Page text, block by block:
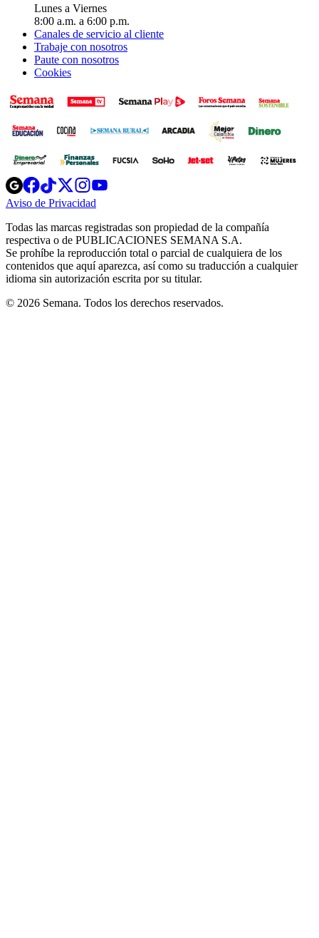
Lunes a Viernes
8:00 a.m. a 6:00 p.m.
Canales de servicio al cliente
Trabaje con nosotros
Paute con nosotros
Cookies
Opens
in
new
Opens
in
new
Opens
in
new
window
Opens
new
windowwindow
Aviso de Privacidad
new
window
Todas las marcas registradas son propiedad de la compañía
respectiva o de PUBLICACIONES SEMANA S.A.
Se prohíbe la reproducción total o parcial de cualquiera de los
contenidos que aquí aparezca, así como su traducción a cualquier
idioma sin autorización escrita por su titular.
© 2026 Semana. Todos los derechos reservados.